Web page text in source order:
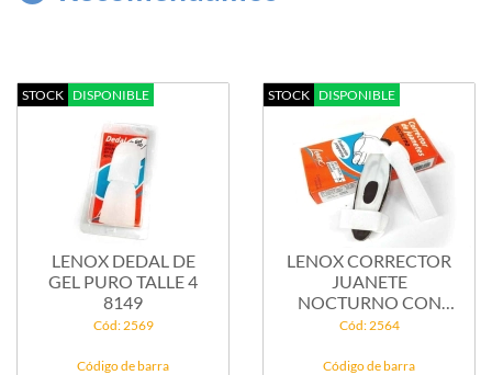
STOCK DISPONIBLE
LENOX DEDAL DE
GEL PURO TALLE 4
8149
Cód: 2569
Código de barra
STOCK DISPONIBLE
LENOX CORRECTOR
JUANETE
NOCTURNO CON
GEL CHICO ...
Cód: 2564
Código de barra